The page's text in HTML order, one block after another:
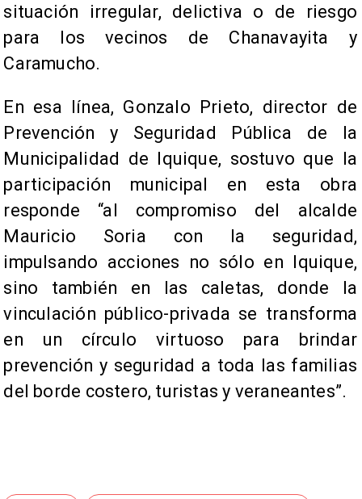
situación irregular, delictiva o de riesgo
para los vecinos de Chanavayita y
Caramucho.
En esa línea, Gonzalo Prieto, director de
Prevención y Seguridad Pública de la
Municipalidad de Iquique, sostuvo que la
participación municipal en esta obra
responde “al compromiso del alcalde
Mauricio Soria con la seguridad,
impulsando acciones no sólo en Iquique,
sino también en las caletas, donde la
vinculación público-privada se transforma
en un círculo virtuoso para brindar
prevención y seguridad a toda las familias
del borde costero, turistas y veraneantes”.